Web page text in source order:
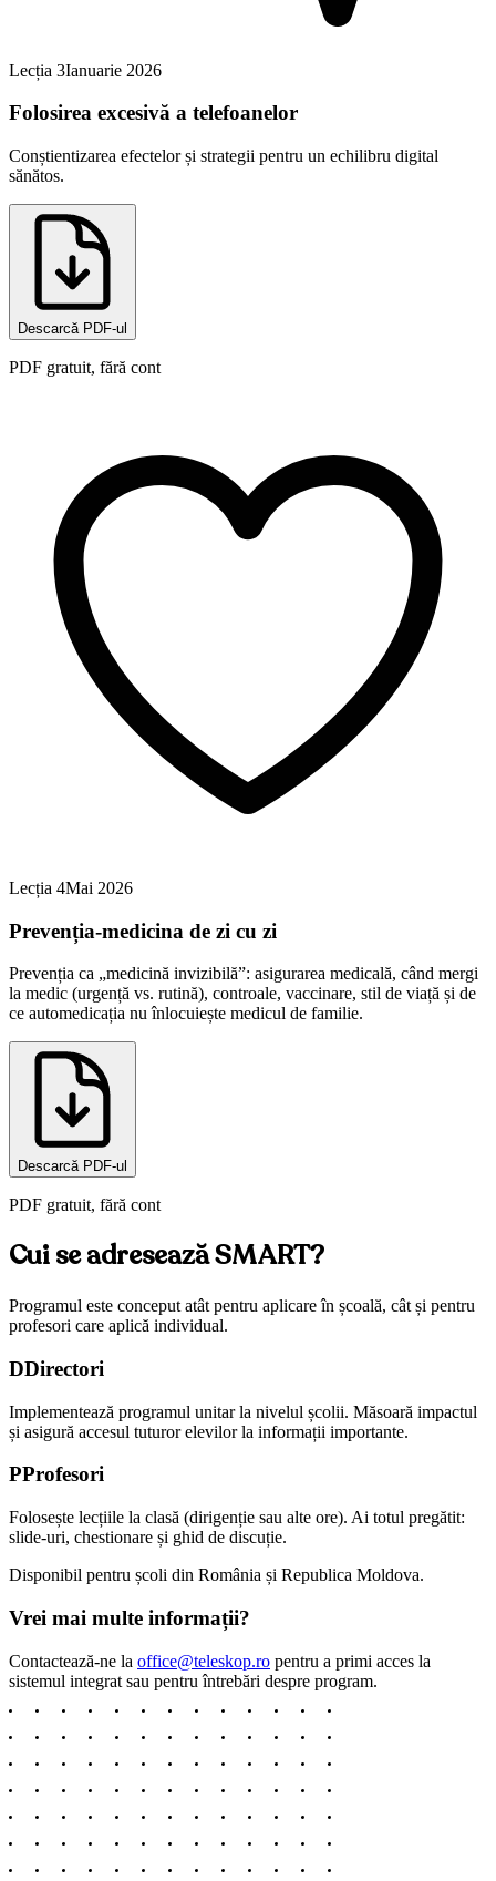
Lecția 3Ianuarie 2026
Folosirea excesivă a telefoanelor
Conștientizarea efectelor și strategii pentru un echilibru digital
sănătos.
Descarcă PDF-ul
PDF gratuit, fără cont
Lecția 4Mai 2026
Prevenția-medicina de zi cu zi
Prevenția ca „medicină invizibilă”: asigurarea medicală, când mergi
la medic (urgență vs. rutină), controale, vaccinare, stil de viață și de
ce automedicația nu înlocuiește medicul de familie.
Descarcă PDF-ul
PDF gratuit, fără cont
Cui se adresează SMART?
Programul este conceput atât pentru aplicare în școală, cât și pentru
profesori care aplică individual.
DDirectori
Implementează programul unitar la nivelul școlii. Măsoară impactul
și asigură accesul tuturor elevilor la informații importante.
PProfesori
Folosește lecțiile la clasă (dirigenție sau alte ore). Ai totul pregătit:
slide-uri, chestionare și ghid de discuție.
Disponibil pentru școli din România și Republica Moldova.
Vrei mai multe informații?
Contactează-ne la office@teleskop.ro pentru a primi acces la
sistemul integrat sau pentru întrebări despre program.